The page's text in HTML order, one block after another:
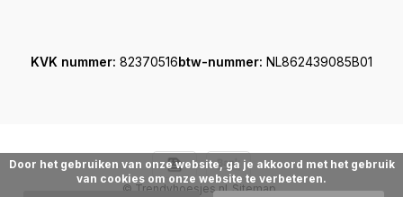
KVK nummer: 82370516btw-nummer: NL862439085B01
© Trendyhoesjes.nl Sitemap
Door het gebruiken van onze website, ga je akkoord met het gebruik
van cookies om onze website te verbeteren.